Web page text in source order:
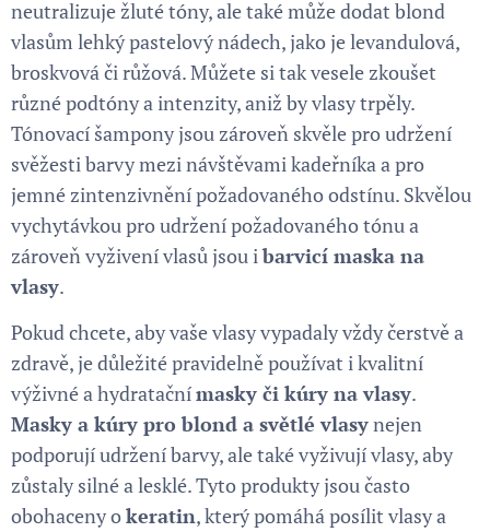
neutralizuje žluté tóny, ale také může dodat blond
vlasům lehký pastelový nádech, jako je levandulová,
broskvová či růžová. Můžete si tak vesele zkoušet
různé podtóny a intenzity, aniž by vlasy trpěly.
Tónovací šampony jsou zároveň skvěle pro udržení
svěžesti barvy mezi návštěvami kadeřníka a pro
jemné zintenzivnění požadovaného odstínu. Skvělou
vychytávkou pro udržení požadovaného tónu a
zároveň vyživení vlasů jsou ibarvicí maska na
vlasy.
Pokud chcete, aby vaše vlasy vypadaly vždy čerstvě a
zdravě, je důležité pravidelně používat i kvalitní
výživné a hydratačnímasky či kúry na vlasy.
Masky a kúry pro blond a světlé vlasynejen
podporují udržení barvy, ale také vyživují vlasy, aby
zůstaly silné a lesklé. Tyto produkty jsou často
obohaceny okeratin, který pomáhá posílit vlasy a